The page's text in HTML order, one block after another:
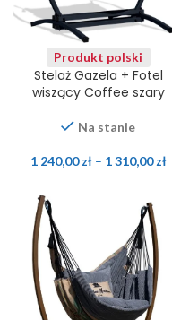
Produkt polski
Stelaż Gazela + Fotel
wiszący Coffee szary
Na stanie
1 240,00zł – 1 310,00zł